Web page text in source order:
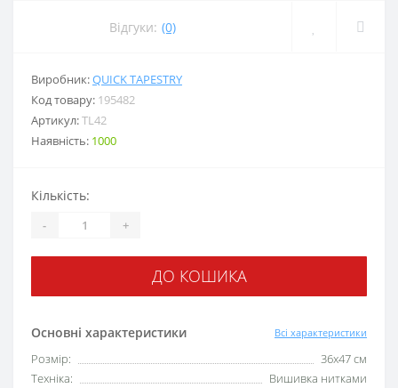
Відгуки: (0)
Виробник:QUICK TAPESTRY
Код товару: 195482
Артикул:TL42
Наявність: 1000
Основні характеристики Всі характеристики
Розмір:
36х47 см
Техніка:
Вишивка нитками
Кількість:
- +
ДО КОШИКА